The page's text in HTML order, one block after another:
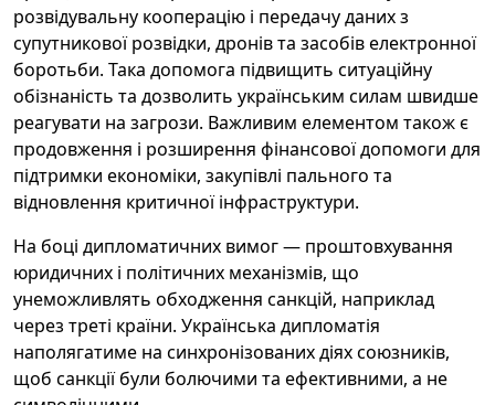
розвідувальну кооперацію і передачу даних з
супутникової розвідки, дронів та засобів електронної
боротьби. Така допомога підвищить ситуаційну
обізнаність та дозволить українським силам швидше
реагувати на загрози. Важливим елементом також є
продовження і розширення фінансової допомоги для
підтримки економіки, закупівлі пального та
відновлення критичної інфраструктури.
На боці дипломатичних вимог — проштовхування
юридичних і політичних механізмів, що
унеможливлять обходження санкцій, наприклад
через треті країни. Українська дипломатія
наполягатиме на синхронізованих діях союзників,
щоб санкції були болючими та ефективними, а не